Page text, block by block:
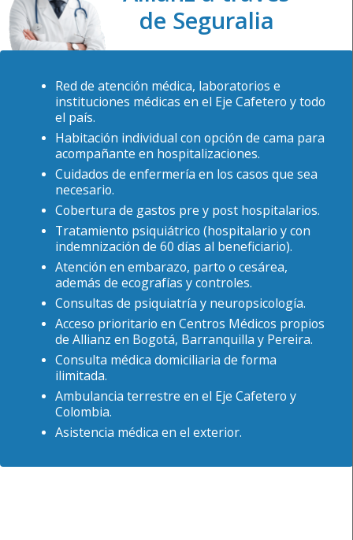
de Seguralia
Red de atención médica, laboratorios e
instituciones médicas en el Eje Cafetero y todo
el país.
Habitación individual con opción de cama para
acompañante en hospitalizaciones.
Cuidados de enfermería en los casos que sea
necesario.
Cobertura de gastos pre y post hospitalarios.
Tratamiento psiquiátrico (hospitalario y con
indemnización de 60 días al beneficiario).
Atención en embarazo, parto o cesárea,
además de ecografías y controles.
Consultas de psiquiatría y neuropsicología.
Acceso prioritario en Centros Médicos propios
de Allianz en Bogotá, Barranquilla y Pereira.
Consulta médica domiciliaria de forma
ilimitada.
Ambulancia terrestre en el Eje Cafetero y
Colombia.
Asistencia médica en el exterior.